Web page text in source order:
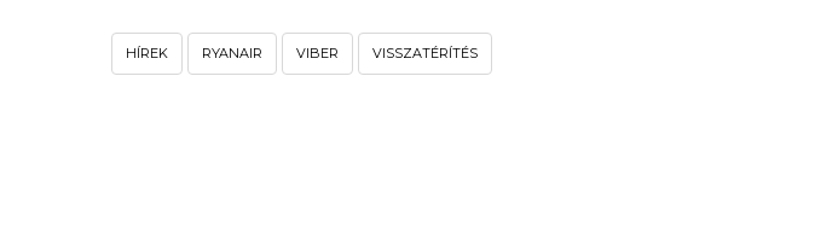
HÍREK RYANAIR VIBER VISSZATÉRÍTÉS